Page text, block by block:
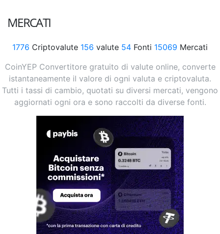
MERCATI
1776 Criptovalute 156 valute 54 Fonti 15069 Mercati
CoinYEP Convertitore gratuito di valute online, converte
istantaneamente il valore di ogni valuta e criptovaluta.
Tutti i tassi di cambio, quotati su diversi mercati, vengono
aggiornati ogni ora e sono raccolti da diverse fonti.